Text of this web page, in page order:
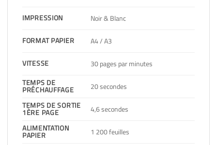
IMPRESSION Noir & Blanc
FORMAT PAPIER A4 / A3
VITESSE
30 pages par minutes
TEMPS DE
PRÉCHAUFFAGE
20 secondes
TEMPS DE SORTIE
1ÈRE PAGE
4,6 secondes
ALIMENTATION
PAPIER
1 200 feuilles